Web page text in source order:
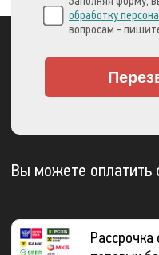
обработку
вопросам -
Вы можете оплатить
Рассрочка